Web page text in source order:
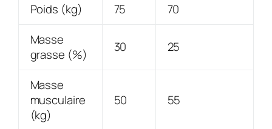
Poids (kg)
75
70
Masse
grasse (%)
30 25
Masse
musculaire
(kg)
50 55